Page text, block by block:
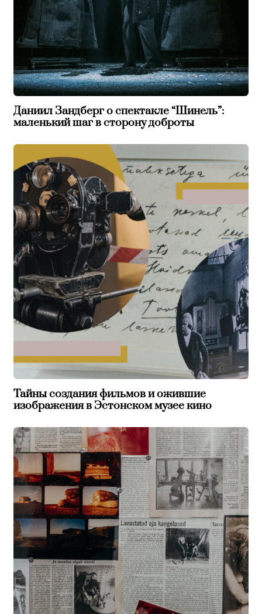
Даниил Зандберг о спектакле “Шинель”:
маленький шаг в сторону доброты
Тайны создания фильмов и ожившие
изображения в Эстонском музее кино